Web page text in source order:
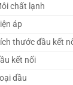
chất lạnh
áp
thước đầu kết
kết nối
dầu